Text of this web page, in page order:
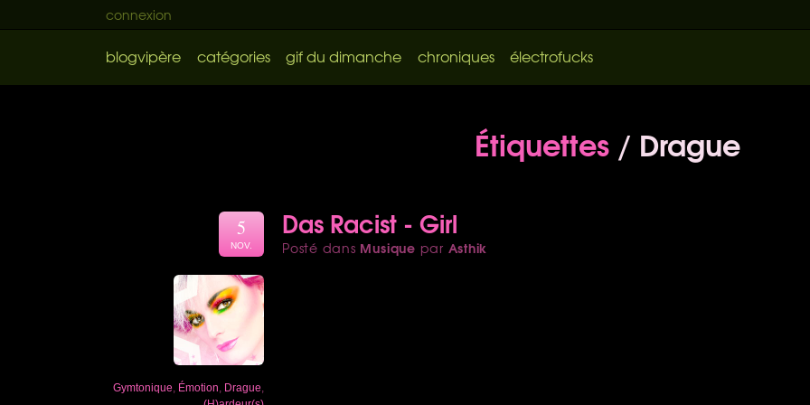
connexion
blogvipère catégories gif du dimanche chroniques électrofucks
Étiquettes / Drague
Das Racist - Girl
Posté dans Musique par Asthik
5
NOV.
Gymtonique Émotion Drague